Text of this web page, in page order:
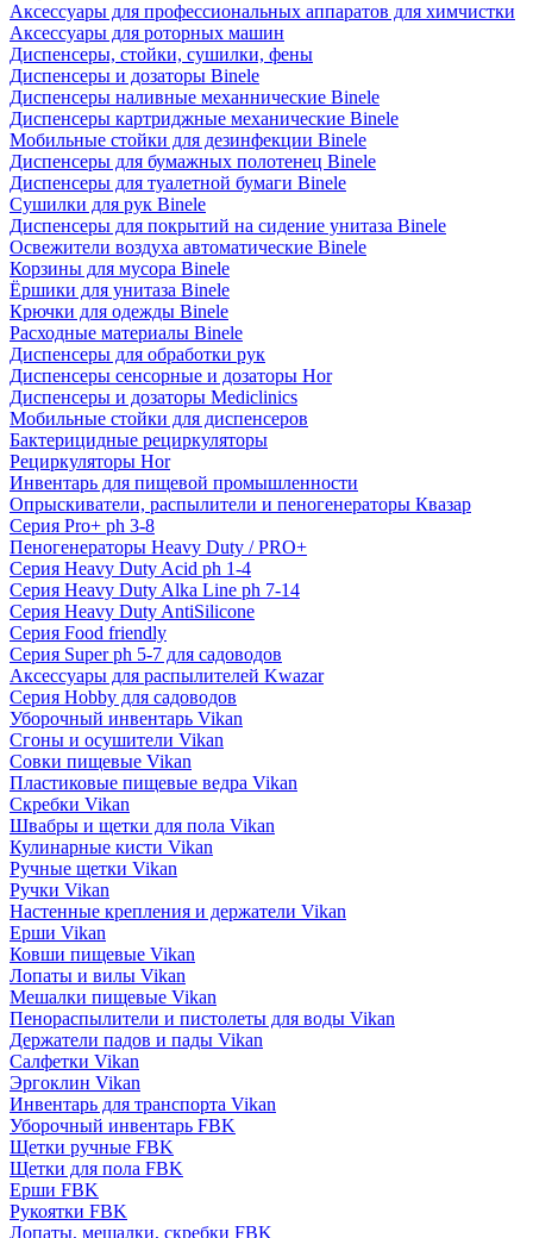
Аксессуары для профессиональных аппаратов для химчистки
Аксессуары для роторных машин
Диспенсеры, стойки, сушилки, фены
Диспенсеры и дозаторы Binele
Диспенсеры наливные механнические Binele
Диспенсеры картриджные механические Binele
Мобильные стойки для дезинфекции Binele
Диспенсеры для бумажных полотенец Binele
Диспенсеры для туалетной бумаги Binele
Сушилки для рук Binele
Диспенсеры для покрытий на сидение унитаза Binele
Освежители воздуха автоматические Binele
Корзины для мусора Binele
Ёршики для унитаза Binele
Крючки для одежды Binele
Расходные материалы Binele
Диспенсеры для обработки рук
Диспенсеры сенсорные и дозаторы Hor
Диспенсеры и дозаторы Mediclinics
Мобильные стойки для диспенсеров
Бактерицидные рециркуляторы
Рециркуляторы Hor
Инвентарь для пищевой промышленности
Опрыскиватели, распылители и пеногенераторы Квазар
Серия Pro+ ph 3-8
Пеногенераторы Heavy Duty / PRO+
Серия Heavy Duty Acid ph 1-4
Серия Heavy Duty Alka Line ph 7-14
Серия Heavy Duty AntiSilicone
Серия Food friendly
Серия Super ph 5-7 для садоводов
Аксессуары для распылителей Kwazar
Серия Hobby для садоводов
Уборочный инвентарь Vikan
Сгоны и осушители Vikan
Совки пищевые Vikan
Пластиковые пищевые ведра Vikan
Скребки Vikan
Швабры и щетки для пола Vikan
Кулинарные кисти Vikan
Ручные щетки Vikan
Ручки Vikan
Настенные крепления и держатели Vikan
Ерши Vikan
Ковши пищевые Vikan
Лопаты и вилы Vikan
Мешалки пищевые Vikan
Пенораспылители и пистолеты для воды Vikan
Держатели падов и пады Vikan
Салфетки Vikan
Эргоклин Vikan
Инвентарь для транспорта Vikan
Уборочный инвентарь FBK
Щетки ручные FBK
Щетки для пола FBK
Ерши FBK
Рукоятки FBK
Лопаты, мешалки, скребки FBK